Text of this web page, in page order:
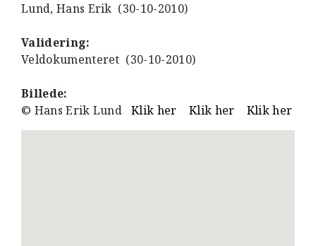
Lund, Hans Erik (30-10-2010)
Validering:
Veldokumenteret (30-10-2010)
Billede:
© Hans Erik LundKlik her Klik her Klik her